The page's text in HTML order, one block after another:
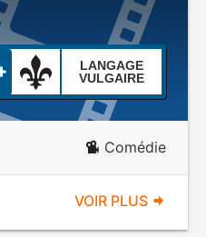
LANGAGE
VULGAIRE
Comédie
VOIR PLUS